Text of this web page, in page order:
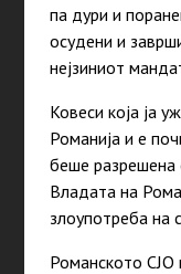
па дури и
осудени и
нејзиниот
Ковеси која ја
Романија и е
беше разрешена
Владата на
злоупотреба на
Романското